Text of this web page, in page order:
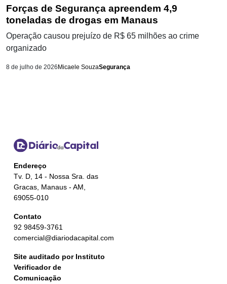
Forças de Segurança apreendem 4,9
toneladas de drogas em Manaus
Operação causou prejuízo de R$ 65 milhões ao crime
organizado
8 de julho de 2026 Micaele SouzaSegurança
Endereço
Tv. D, 14 - Nossa Sra. das
Gracas, Manaus - AM,
69055-010
Contato
92 98459-3761
comercial@diariodacapital.com
Site auditado por Instituto
Verificador de
Comunicação